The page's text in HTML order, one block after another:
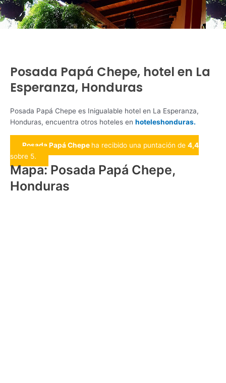
Posada Papá Chepe, hotel en La
Esperanza, Honduras
Posada Papá Chepe es Inigualable hotel en La Esperanza,
Honduras, encuentra otros hoteles en hoteleshonduras.
Posada Papá Chepe ha recibido una puntación de 4,4
sobre 5.
Mapa: Posada Papá Chepe,
Honduras